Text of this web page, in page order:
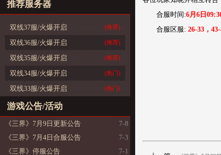
推荐服务器
双线37服/火爆开启 (推荐)
双线36服/火爆开启 (推荐)
双线35服/火爆开启 (推荐)
双线34服/火爆开启 (热门)
双线33服/火爆开启 (热门)
游戏公告/活动
《三界》7月9日更新公告
7-8
《三界》7月4日合服公告
7-3
《三界》停服公告
7-1
合服时间:6月6日
合服区服: 26-33，